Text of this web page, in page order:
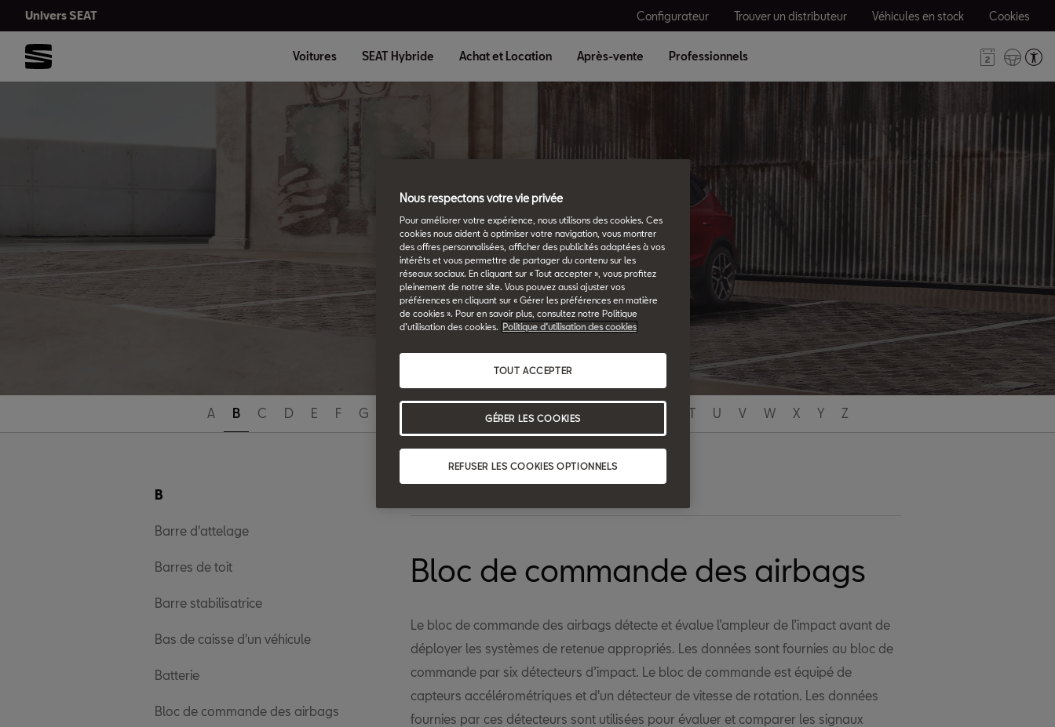
Univers SEAT Configurateur Trouver un distributeur Véhicules en stock Cookies
Voitures SEAT Hybride Achat et Location Après-vente Professionnels
Glossaire SEAT
Tous les détails.
A B C D E F G L M N O T U V W X Y Z
B
Barre d'attelage
Barres de toit
Barre stabilisatrice
Bas de caisse d'un véhicule
Batterie
Bloc de commande des airbags
Bloc de commande des airbags
Le bloc de commande des airbags détecte et évalue l’ampleur de l’impact avant de
déployer les systèmes de retenue appropriés. Les données sont fournies au bloc de
commande par six détecteurs d’impact. Le bloc de commande est équipé de
capteurs accélérométriques et d'un détecteur de vitesse de rotation. Les données
fournies par ces détecteurs sont utilisées pour évaluer et comparer les signaux
Nous respectons votre vie privée
Pour améliorer votre expérience, nous utilisons des cookies. Ces
cookies nous aident à optimiser votre navigation, vous montrer
des offres personnalisées, afficher des publicités adaptées à vos
intérêts et vous permettre de partager du contenu sur les
réseaux sociaux. En cliquant sur « Tout accepter », vous profitez
pleinement de notre site. Vous pouvez aussi ajuster vos
préférences en cliquant sur « Gérer les préférences en matière
de cookies ». Pour en savoir plus, consultez notre Politique
d’utilisation des cookies. Politique d’utilisation des cookies
REFUSER LES COOKIES OPTIONNELS
TOUT ACCEPTER
GÉRER LES COOKIES